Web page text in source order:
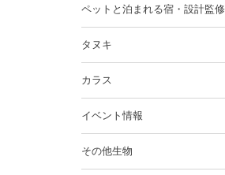
ペットと泊まれる宿・設計監修
タヌキ
カラス
イベント情報
その他生物